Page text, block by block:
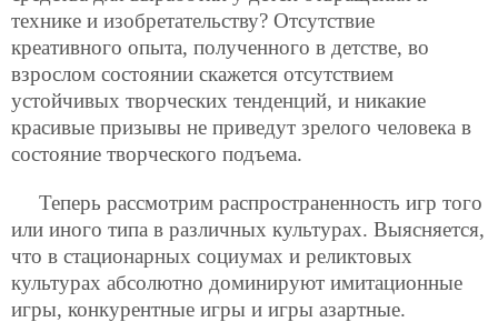
технике и изобретательству? Отсутствие
креативного опыта, полученного в детстве, во
взрослом состоянии скажется отсутствием
устойчивых творческих тенденций, и никакие
красивые призывы не приведут зрелого человека в
состояние творческого подъема.
Теперь рассмотрим распространенность игр того
или иного типа в различных культурах. Выясняется,
что в стационарных социумах и реликтовых
культурах абсолютно доминируют имитационные
игры, конкурентные игры и игры азартные.